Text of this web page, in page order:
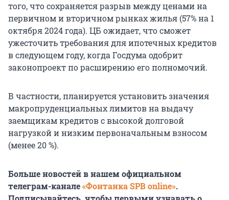
того, что сохраняется разрыв между ценами на
первичном и вторичном рынках жилья (57% на 1
октября 2024 года). ЦБ ожидает, что сможет
ужесточить требования для ипотечных кредитов
в следующем году, когда Госдума одобрит
законопроект по расширению его полномочий.
В частности, планируется установить значения
макропруденциальных лимитов на выдачу
заемщикам кредитов с высокой долговой
нагрузкой и низким первоначальным взносом
(менее 20 %).
Больше новостей в нашем официальном
телеграм-канале«Фонтанка SPB online».